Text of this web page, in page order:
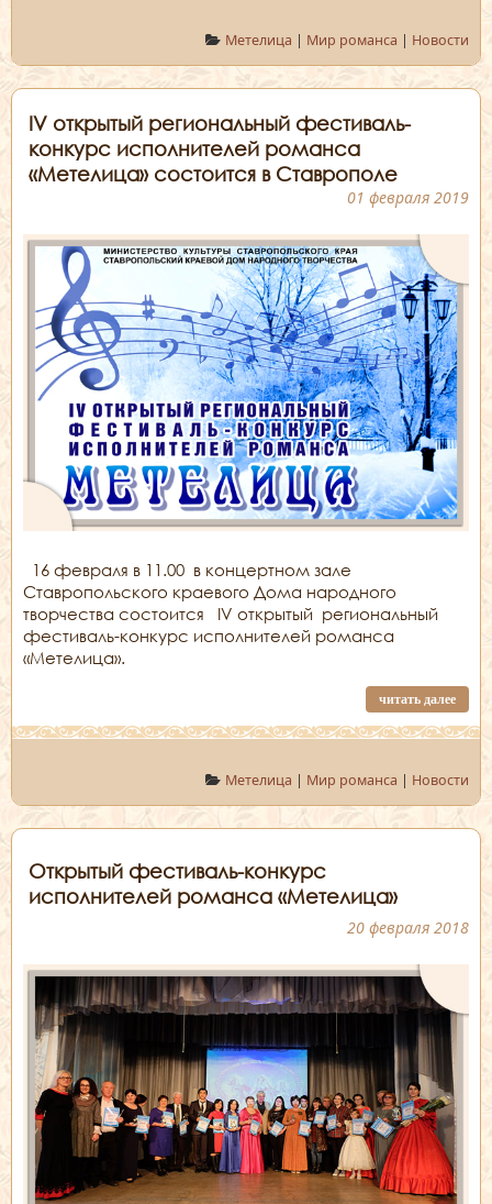
Метелица | Мир романса | Новости
IV открытый региональный фестиваль-
конкурс исполнителей романса
«Метелица» состоится в Ставрополе
01 февраля 2019
16 февраля в 11.00 в концертном зале
Ставропольского краевого Дома народного
творчества состоится IV открытый региональный
фестиваль-конкурс исполнителей романса
«Метелица».
читать далее
Метелица Мир романса Новости
Открытый фестиваль-конкурс
исполнителей романса «Метелица»
20 февраля 2018